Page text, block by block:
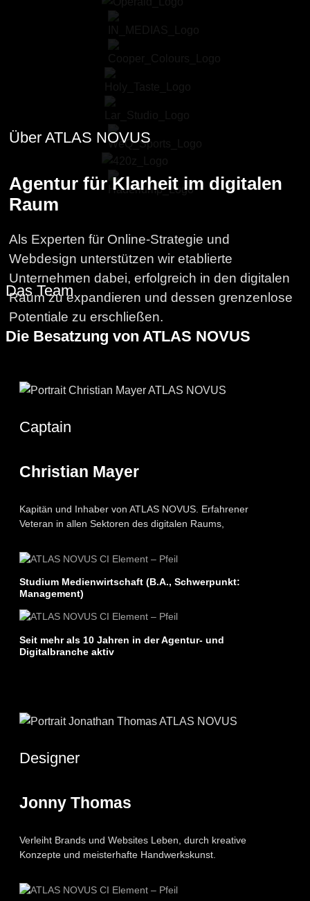
Über ATLAS NOVUS
Agentur für Klarheit im digitalen
Raum
Als Experten für Online-Strategie und
Webdesign unterstützen wir etablierte
Unternehmen dabei, erfolgreich in den digitalen
Raum zu expandieren und dessen grenzenlose
Potentiale zu erschließen.
Das Team
Die Besatzung von ATLAS NOVUS
Captain
Christian Mayer
Kapitän und Inhaber von ATLAS NOVUS. Erfahrener
Veteran in allen Sektoren des digitalen Raums,
Studium Medienwirtschaft (B.A., Schwerpunkt:
Management)
Seit mehr als 10 Jahren in der Agentur- und
Digitalbranche aktiv
Designer
Jonny Thomas
Verleiht Brands und Websites Leben, durch kreative
Konzepte und meisterhafte Handwerkskunst.